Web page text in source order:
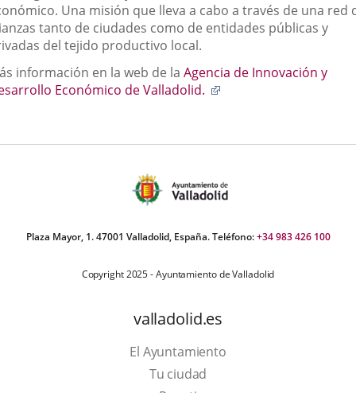
Una misión que lleva a cabo a través de una red
tanto de ciudades como de entidades públicas y
del tejido productivo local.
información en la web de la Agencia de Innovación y
Económico de Valladolid.
aplicación
Plaza Mayor, 1. 47001 Valladolid, España. Teléfono:+34 983 426 100
Copyright 2025 - Ayuntamiento de Valladolid
valladolid.es
El Ayuntamiento
Tu ciudad